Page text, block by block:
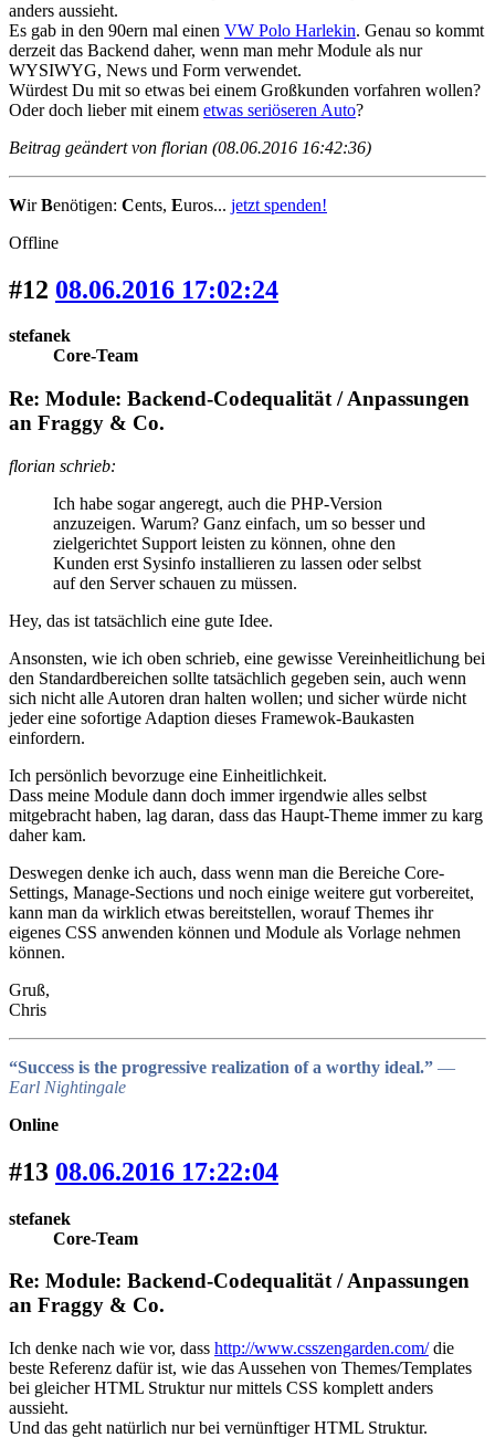
anders aussieht.
Es gab in den 90ern mal einen VW Polo Harlekin. Genau so kommt
derzeit das Backend daher, wenn man mehr Module als nur
WYSIWYG, News und Form verwendet.
Würdest Du mit so etwas bei einem Großkunden vorfahren wollen?
Oder doch lieber mit einem etwas seriöseren Auto?
Beitrag geändert von florian (08.06.2016 16:42:36)
WirBenötigen: Cents, Euros... jetzt spenden!
Offline
#12 08.06.2016 17:02:24
stefanek
Core-Team
Re: Module: Backend-Codequalität / Anpassungen
an Fraggy & Co.
florian schrieb:
Ich habe sogar angeregt, auch die PHP-Version
anzuzeigen. Warum? Ganz einfach, um so besser und
zielgerichtet Support leisten zu können, ohne den
Kunden erst Sysinfo installieren zu lassen oder selbst
auf den Server schauen zu müssen.
Hey, das ist tatsächlich eine gute Idee.
Ansonsten, wie ich oben schrieb, eine gewisse Vereinheitlichung bei
den Standardbereichen sollte tatsächlich gegeben sein, auch wenn
sich nicht alle Autoren dran halten wollen; und sicher würde nicht
jeder eine sofortige Adaption dieses Framewok-Baukasten
einfordern.
Ich persönlich bevorzuge eine Einheitlichkeit.
Dass meine Module dann doch immer irgendwie alles selbst
mitgebracht haben, lag daran, dass das Haupt-Theme immer zu karg
daher kam.
Deswegen denke ich auch, dass wenn man die Bereiche Core-
Settings, Manage-Sections und noch einige weitere gut vorbereitet,
kann man da wirklich etwas bereitstellen, worauf Themes ihr
eigenes CSS anwenden können und Module als Vorlage nehmen
können.
Gruß,
Chris
“Success is the progressive realization of a worthy ideal.” ―
Earl Nightingale
Online
#13 08.06.2016 17:22:04
stefanek
Core-Team
Re: Module: Backend-Codequalität / Anpassungen
an Fraggy & Co.
Ich denke nach wie vor, dass http://www.csszengarden.com/die
beste Referenz dafür ist, wie das Aussehen von Themes/Templates
bei gleicher HTML Struktur nur mittels CSS komplett anders
aussieht.
Und das geht natürlich nur bei vernünftiger HTML Struktur.